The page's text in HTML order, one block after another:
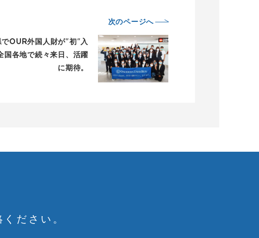
次のページへ
OUR外国人財が”初”入
国各地で続々来日、活躍
に期待。
ださい。